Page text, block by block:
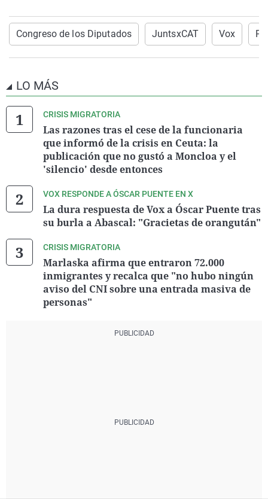
Congreso de los Diputados JuntsxCAT Vox PP
LO MÁS
CRISIS MIGRATORIA
Las razones tras el cese de la funcionaria
que informó de la crisis en Ceuta: la
publicación que no gustó a Moncloa y el
'silencio' desde entonces
VOX RESPONDE A ÓSCAR PUENTE EN X
La dura respuesta de Vox a Óscar Puente tras
su burla a Abascal: "Gracietas de orangután"
CRISIS MIGRATORIA
Marlaska afirma que entraron 72.000
inmigrantes y recalca que "no hubo ningún
aviso del CNI sobre una entrada masiva de
personas"